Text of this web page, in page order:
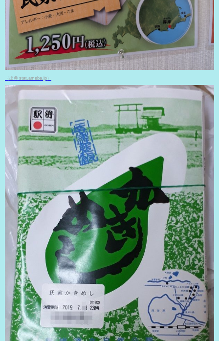
（出典 stat.ameba.jp）